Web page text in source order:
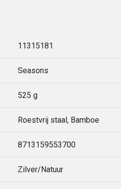
11315181
Seasons
525 g
Roestvrij staal, Bamboe
8713159553700
Zilver/Natuur